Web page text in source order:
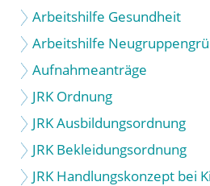
Arbeitshilfe Gesundheit
Arbeitshilfe
Aufnahmeanträge
JRK Ordnung
JRK Ausbildungsordnung
JRK Bekleidungsordnung
JRK Handlungskonzept bei